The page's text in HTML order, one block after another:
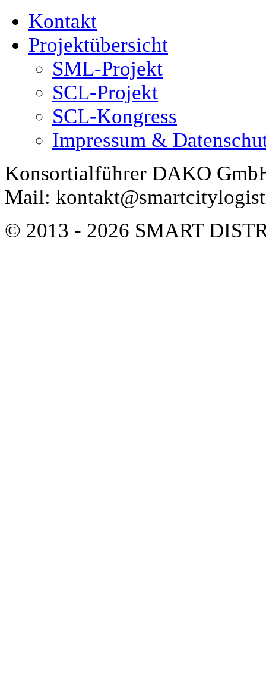
Kontakt
Projektübersicht
SML-Projekt
SCL-Projekt
SCL-Kongress
Impressum &
Konsortialführer DAKO
Mail:
© 2013 - 2026 SMART